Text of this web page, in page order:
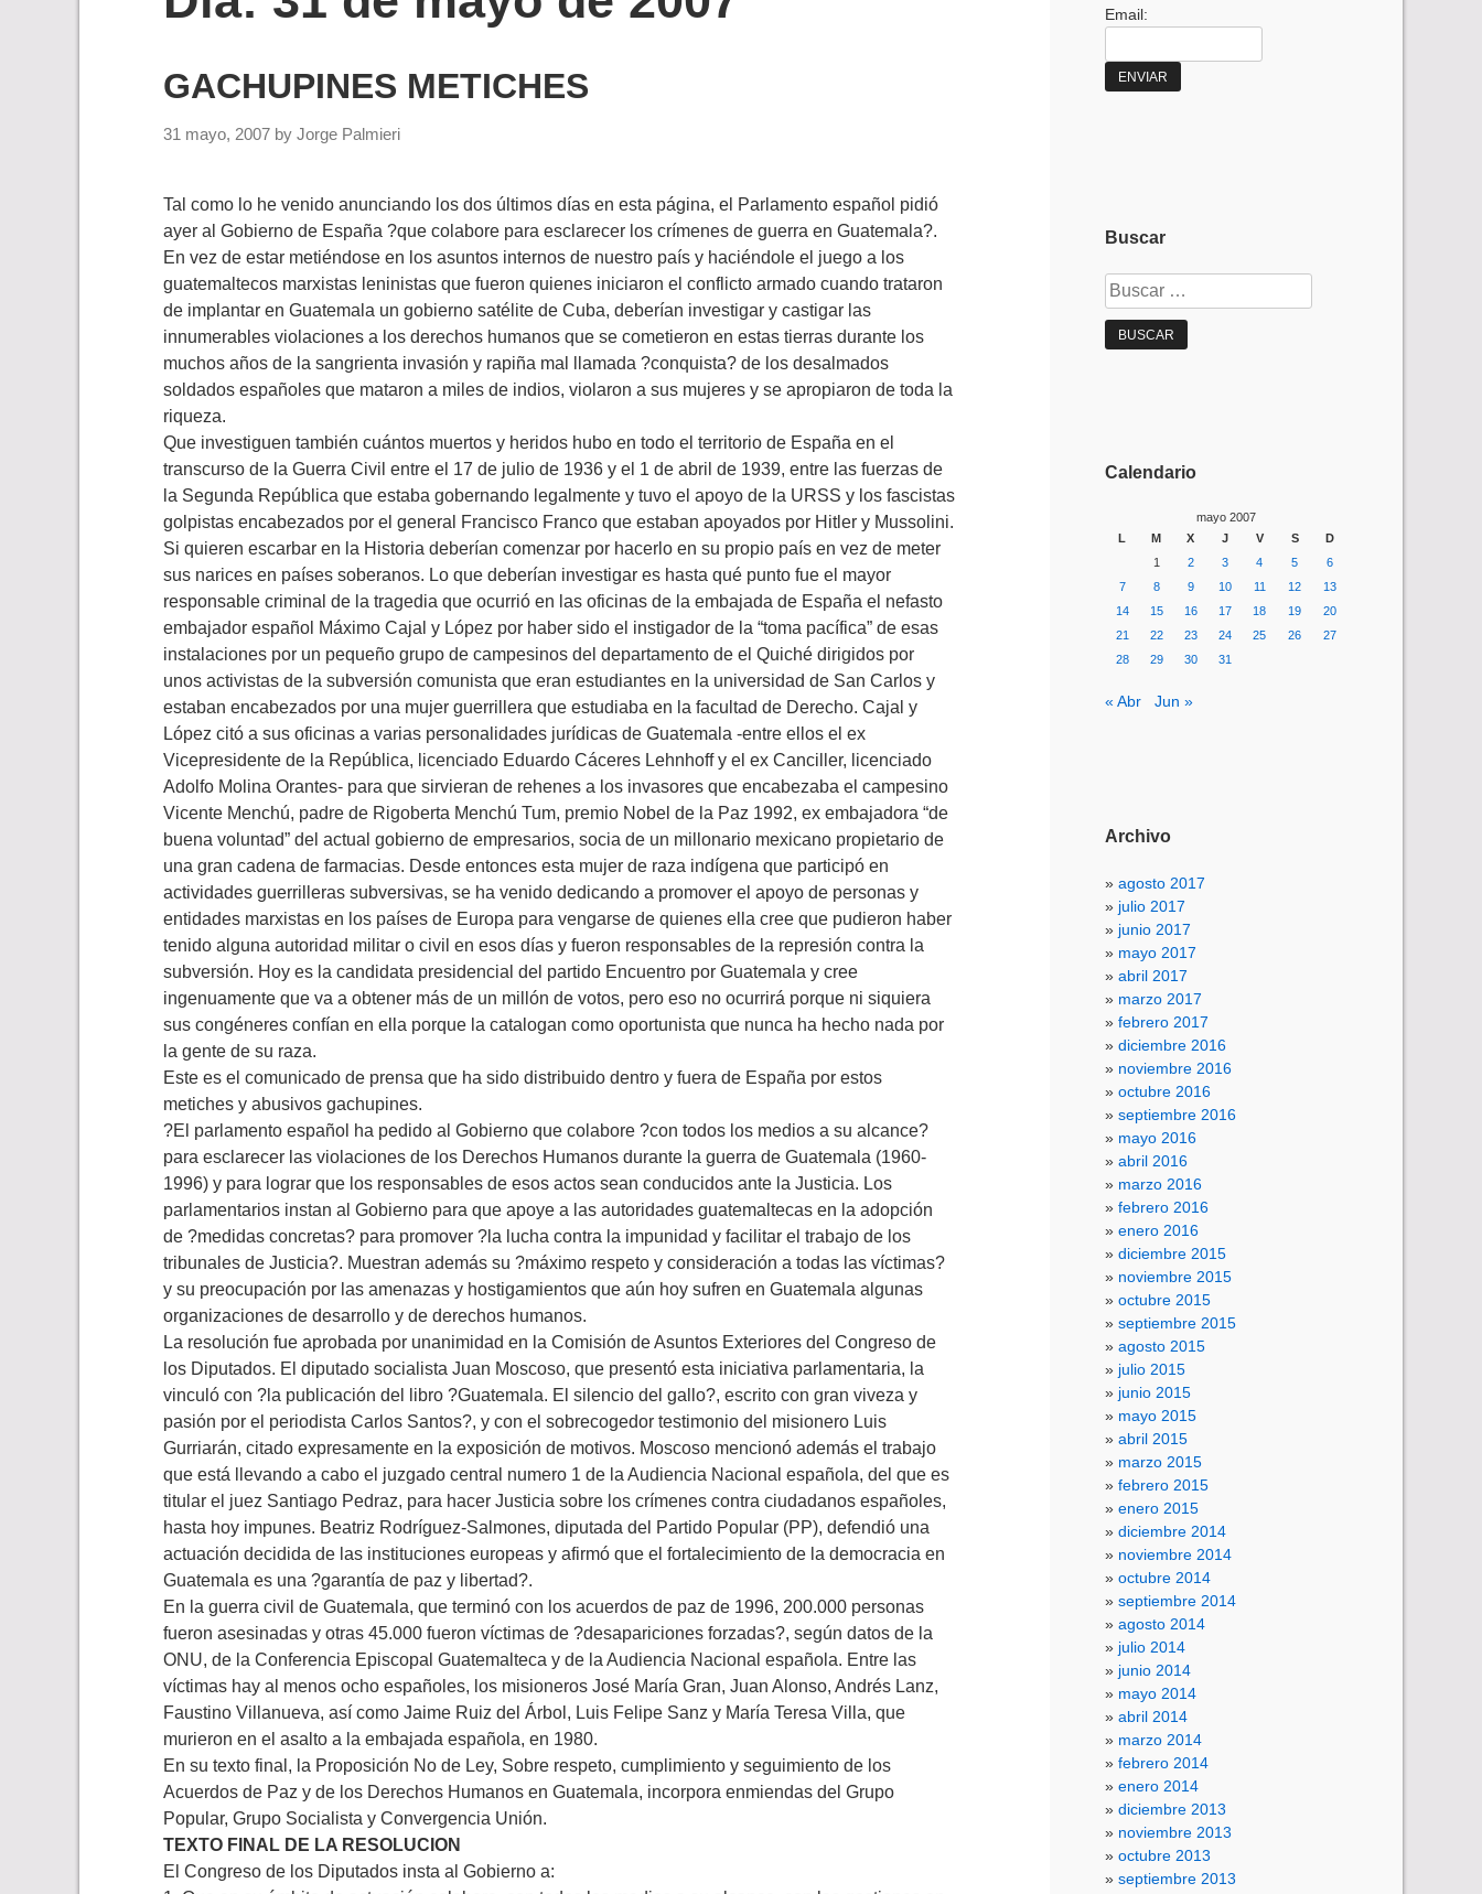
GACHUPINES METICHES
31 mayo, 2007 by Jorge Palmieri
Tal como lo he venido anunciando los dos últimos días en esta página, el Parlamento español pidió
ayer al Gobierno de España ?que colabore para esclarecer los crímenes de guerra en Guatemala?.
En vez de estar metiéndose en los asuntos internos de nuestro país y haciéndole el juego a los
guatemaltecos marxistas leninistas que fueron quienes iniciaron el conflicto armado cuando trataron
de implantar en Guatemala un gobierno satélite de Cuba, deberían investigar y castigar las
innumerables violaciones a los derechos humanos que se cometieron en estas tierras durante los
muchos años de la sangrienta invasión y rapiña mal llamada ?conquista? de los desalmados
soldados españoles que mataron a miles de indios, violaron a sus mujeres y se apropiaron de toda la
riqueza.
Que investiguen también cuántos muertos y heridos hubo en todo el territorio de España en el
transcurso de la Guerra Civil entre el 17 de julio de 1936 y el 1 de abril de 1939, entre las fuerzas de
la Segunda República que estaba gobernando legalmente y tuvo el apoyo de la URSS y los fascistas
golpistas encabezados por el general Francisco Franco que estaban apoyados por Hitler y Mussolini.
Si quieren escarbar en la Historia deberían comenzar por hacerlo en su propio país en vez de meter
sus narices en países soberanos. Lo que deberían investigar es hasta qué punto fue el mayor
responsable criminal de la tragedia que ocurrió en las oficinas de la embajada de España el nefasto
embajador español Máximo Cajal y López por haber sido el instigador de la “toma pacífica” de esas
instalaciones por un pequeño grupo de campesinos del departamento de el Quiché dirigidos por
unos activistas de la subversión comunista que eran estudiantes en la universidad de San Carlos y
estaban encabezados por una mujer guerrillera que estudiaba en la facultad de Derecho. Cajal y
López citó a sus oficinas a varias personalidades jurídicas de Guatemala -entre ellos el ex
Vicepresidente de la República, licenciado Eduardo Cáceres Lehnhoff y el ex Canciller, licenciado
Adolfo Molina Orantes- para que sirvieran de rehenes a los invasores que encabezaba el campesino
Vicente Menchú, padre de Rigoberta Menchú Tum, premio Nobel de la Paz 1992, ex embajadora “de
buena voluntad” del actual gobierno de empresarios, socia de un millonario mexicano propietario de
una gran cadena de farmacias. Desde entonces esta mujer de raza indígena que participó en
actividades guerrilleras subversivas, se ha venido dedicando a promover el apoyo de personas y
entidades marxistas en los países de Europa para vengarse de quienes ella cree que pudieron haber
tenido alguna autoridad militar o civil en esos días y fueron responsables de la represión contra la
subversión. Hoy es la candidata presidencial del partido Encuentro por Guatemala y cree
ingenuamente que va a obtener más de un millón de votos, pero eso no ocurrirá porque ni siquiera
sus congéneres confían en ella porque la catalogan como oportunista que nunca ha hecho nada por
la gente de su raza.
Este es el comunicado de prensa que ha sido distribuido dentro y fuera de España por estos
metiches y abusivos gachupines.
?El parlamento español ha pedido al Gobierno que colabore ?con todos los medios a su alcance?
para esclarecer las violaciones de los Derechos Humanos durante la guerra de Guatemala (1960-
1996) y para lograr que los responsables de esos actos sean conducidos ante la Justicia. Los
parlamentarios instan al Gobierno para que apoye a las autoridades guatemaltecas en la adopción
de ?medidas concretas? para promover ?la lucha contra la impunidad y facilitar el trabajo de los
tribunales de Justicia?. Muestran además su ?máximo respeto y consideración a todas las víctimas?
y su preocupación por las amenazas y hostigamientos que aún hoy sufren en Guatemala algunas
organizaciones de desarrollo y de derechos humanos.
La resolución fue aprobada por unanimidad en la Comisión de Asuntos Exteriores del Congreso de
los Diputados. El diputado socialista Juan Moscoso, que presentó esta iniciativa parlamentaria, la
vinculó con ?la publicación del libro ?Guatemala. El silencio del gallo?, escrito con gran viveza y
pasión por el periodista Carlos Santos?, y con el sobrecogedor testimonio del misionero Luis
Gurriarán, citado expresamente en la exposición de motivos. Moscoso mencionó además el trabajo
que está llevando a cabo el juzgado central numero 1 de la Audiencia Nacional española, del que es
titular el juez Santiago Pedraz, para hacer Justicia sobre los crímenes contra ciudadanos españoles,
hasta hoy impunes. Beatriz Rodríguez-Salmones, diputada del Partido Popular (PP), defendió una
actuación decidida de las instituciones europeas y afirmó que el fortalecimiento de la democracia en
Guatemala es una ?garantía de paz y libertad?.
En la guerra civil de Guatemala, que terminó con los acuerdos de paz de 1996, 200.000 personas
fueron asesinadas y otras 45.000 fueron víctimas de ?desapariciones forzadas?, según datos de la
ONU, de la Conferencia Episcopal Guatemalteca y de la Audiencia Nacional española. Entre las
víctimas hay al menos ocho españoles, los misioneros José María Gran, Juan Alonso, Andrés Lanz,
Faustino Villanueva, así como Jaime Ruiz del Árbol, Luis Felipe Sanz y María Teresa Villa, que
murieron en el asalto a la embajada española, en 1980.
En su texto final, la Proposición No de Ley, Sobre respeto, cumplimiento y seguimiento de los
Acuerdos de Paz y de los Derechos Humanos en Guatemala, incorpora enmiendas del Grupo
Popular, Grupo Socialista y Convergencia Unión.
TEXTO FINAL DE LA RESOLUCION
El Congreso de los Diputados insta al Gobierno a:
Email:
Buscar
Buscar:
Calendario
mayo 2007
L
M X J V S
D
1
2 3 4 5
6
7
8 9 10 11 12
13
14
15 16 17 18 19
20
21
22 23 24 25 26
27
28
29 30 31
« Abr Jun »
Archivo
agosto 2017
julio 2017
junio 2017
mayo 2017
abril 2017
marzo 2017
febrero 2017
diciembre 2016
noviembre 2016
octubre 2016
septiembre 2016
mayo 2016
abril 2016
marzo 2016
febrero 2016
enero 2016
diciembre 2015
noviembre 2015
octubre 2015
septiembre 2015
agosto 2015
julio 2015
junio 2015
mayo 2015
abril 2015
marzo 2015
febrero 2015
enero 2015
diciembre 2014
noviembre 2014
octubre 2014
septiembre 2014
agosto 2014
julio 2014
junio 2014
mayo 2014
abril 2014
marzo 2014
febrero 2014
enero 2014
diciembre 2013
noviembre 2013
octubre 2013
septiembre 2013